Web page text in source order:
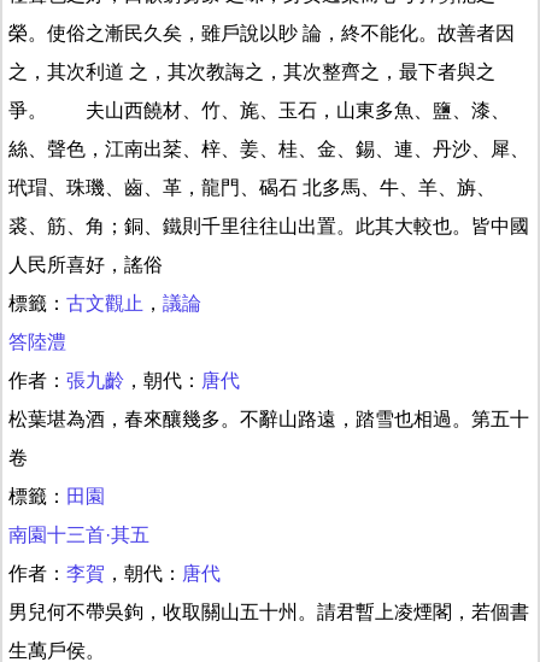
榮。使俗之漸民久矣，雖戶說以眇 論，終不能化。故善者因
之，其次利道 之，其次教誨之，其次整齊之，最下者與之
爭。 夫山西饒材、竹、旄、玉石，山東多魚、鹽、漆、
絲、聲色，江南出棻、梓、姜、桂、金、錫、連、丹沙、犀、
玳瑁、珠璣、齒、革，龍門、碣石 北多馬、牛、羊、旃、
裘、筋、角；銅、鐵則千里往往山出置。此其大較也。皆中國
人民所喜好，謠俗
標籤： 古文觀止 ， 議論
答陸澧
作者： 張九齡 ，朝代： 唐代
松葉堪為酒，春來釀幾多。不辭山路遠，踏雪也相過。第五十
卷
標籤： 田園
南園十三首·其五
作者： 李賀 ，朝代： 唐代
男兒何不帶吳鉤，收取關山五十州。請君暫上凌煙閣，若個書
生萬戶侯。